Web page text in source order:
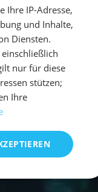
GERMAN
Ihre IP-Adresse,
und Inhalte,
Diensten.
nur für diese
stützen;
Ihre